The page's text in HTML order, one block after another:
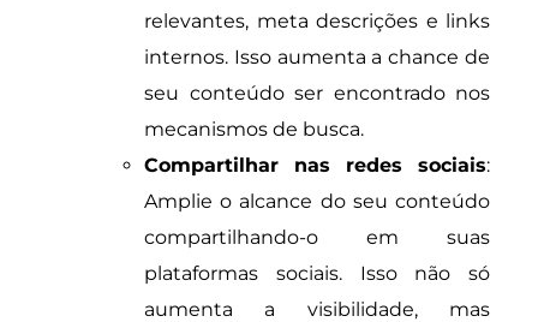
relevantes, meta descrições e links
internos. Isso aumenta a chance de
seu conteúdo ser encontrado nos
mecanismos de busca.
Compartilhar nas redes sociais:
Amplie o alcance do seu conteúdo
compartilhando-o em suas
plataformas sociais. Isso não só
aumenta a visibilidade, mas